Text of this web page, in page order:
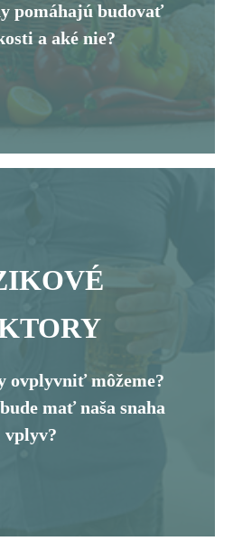
pomáhajú budovať
a aké nie?
ovplyvniť môžeme?
mať naša snaha
vplyv?